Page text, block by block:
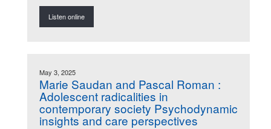
Listen online
May 3, 2025
Marie Saudan and Pascal Roman :
Adolescent radicalities in
contemporary society Psychodynamic
insights and care perspectives